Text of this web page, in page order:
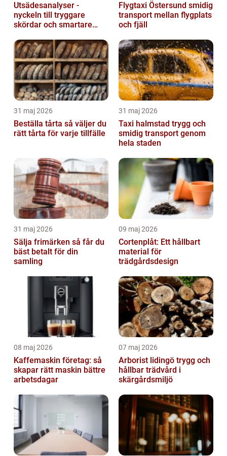
Utsädesanalyser -
nyckeln till tryggare
skördar och smartare
Flygtaxi Östersund smidig
transport mellan flygplats
och fjäll
31 maj 2026
Beställa tårta så väljer du
rätt tårta för varje tillfälle
31 maj 2026
Taxi halmstad trygg och
smidig transport genom
hela staden
31 maj 2026
Sälja frimärken så får du
bäst betalt för din
samling
09 maj 2026
Cortenplåt: Ett hållbart
material för
trädgårdsdesign
08 maj 2026
Kaffemaskin företag: så
skapar rätt maskin bättre
arbetsdagar
07 maj 2026
Arborist lidingö trygg och
hållbar trädvård i
skärgårdsmiljö